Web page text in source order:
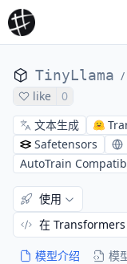
TinyLlama /
like
0
文本生成
Safetensors
AutoTrain
模型介绍 模
使用
在 Transformers